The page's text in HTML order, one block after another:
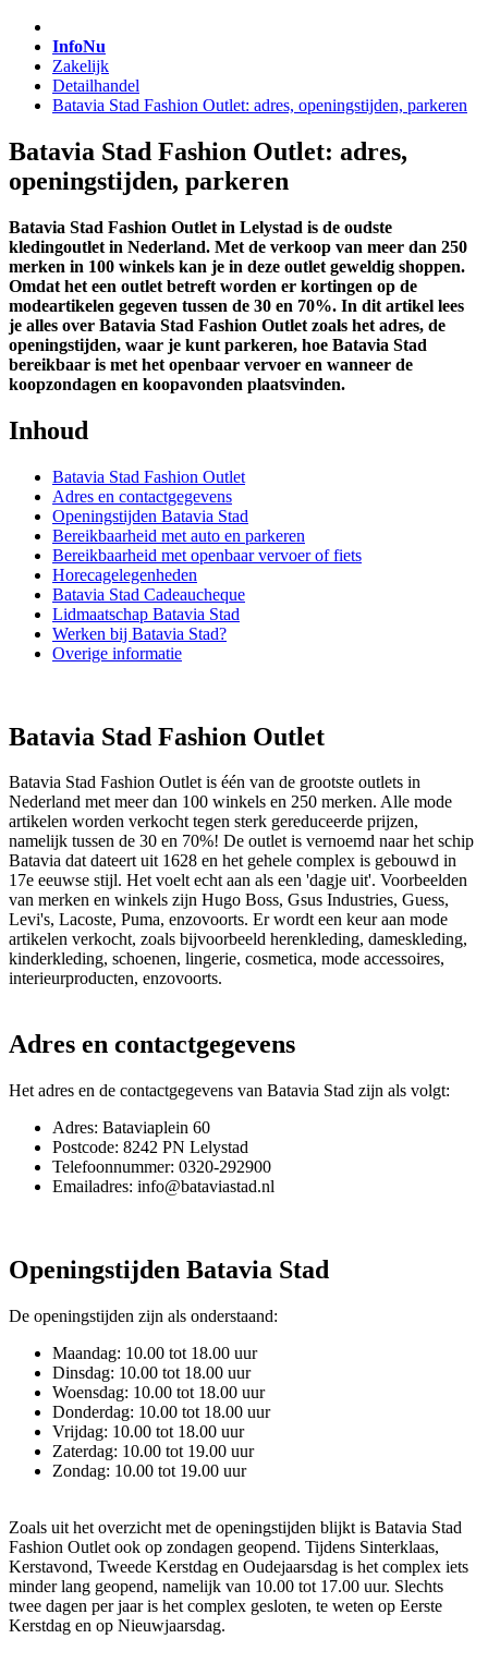
InfoNu
Zakelijk
Detailhandel
Batavia Stad Fashion Outlet: adres, openingstijden, parkeren
Batavia Stad Fashion Outlet: adres,
openingstijden, parkeren
Batavia Stad Fashion Outlet in Lelystad is de oudste
kledingoutlet in Nederland. Met de verkoop van meer dan 250
merken in 100 winkels kan je in deze outlet geweldig shoppen.
Omdat het een outlet betreft worden er kortingen op de
modeartikelen gegeven tussen de 30 en 70%. In dit artikel lees
je alles over Batavia Stad Fashion Outlet zoals het adres, de
openingstijden, waar je kunt parkeren, hoe Batavia Stad
bereikbaar is met het openbaar vervoer en wanneer de
koopzondagen en koopavonden plaatsvinden.
Inhoud
Batavia Stad Fashion Outlet
Adres en contactgegevens
Openingstijden Batavia Stad
Bereikbaarheid met auto en parkeren
Bereikbaarheid met openbaar vervoer of fiets
Horecagelegenheden
Batavia Stad Cadeaucheque
Lidmaatschap Batavia Stad
Werken bij Batavia Stad?
Overige informatie
Batavia Stad Fashion Outlet
Batavia Stad Fashion Outlet is één van de grootste outlets in
Nederland met meer dan 100 winkels en 250 merken. Alle mode
artikelen worden verkocht tegen sterk gereduceerde prijzen,
namelijk tussen de 30 en 70%! De outlet is vernoemd naar het schip
Batavia dat dateert uit 1628 en het gehele complex is gebouwd in
17e eeuwse stijl. Het voelt echt aan als een 'dagje uit'. Voorbeelden
van merken en winkels zijn Hugo Boss, Gsus Industries, Guess,
Levi's, Lacoste, Puma, enzovoorts. Er wordt een keur aan mode
artikelen verkocht, zoals bijvoorbeeld herenkleding, dameskleding,
kinderkleding, schoenen, lingerie, cosmetica, mode accessoires,
interieurproducten, enzovoorts.
Adres en contactgegevens
Het adres en de contactgegevens van Batavia Stad zijn als volgt:
Adres: Bataviaplein 60
Postcode: 8242 PN Lelystad
Telefoonnummer: 0320-292900
Emailadres: info@bataviastad.nl
Openingstijden Batavia Stad
De openingstijden zijn als onderstaand:
Maandag: 10.00 tot 18.00 uur
Dinsdag: 10.00 tot 18.00 uur
Woensdag: 10.00 tot 18.00 uur
Donderdag: 10.00 tot 18.00 uur
Vrijdag: 10.00 tot 18.00 uur
Zaterdag: 10.00 tot 19.00 uur
Zondag: 10.00 tot 19.00 uur
Zoals uit het overzicht met de openingstijden blijkt is Batavia Stad
Fashion Outlet ook op zondagen geopend. Tijdens Sinterklaas,
Kerstavond, Tweede Kerstdag en Oudejaarsdag is het complex iets
minder lang geopend, namelijk van 10.00 tot 17.00 uur. Slechts
twee dagen per jaar is het complex gesloten, te weten op Eerste
Kerstdag en op Nieuwjaarsdag.